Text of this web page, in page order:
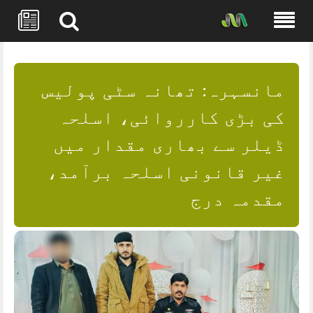
content
مانسہرہ: تھانہ سٹی پولیس
کی بڑی کارروائی، اسلحہ
ڈیلر سے بھاری مقدار میں
غیر قانونی اسلحہ برآمد،
مقدمہ درج